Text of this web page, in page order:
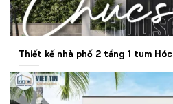
Thiết kế nhà phố 2 tầng 1 tum